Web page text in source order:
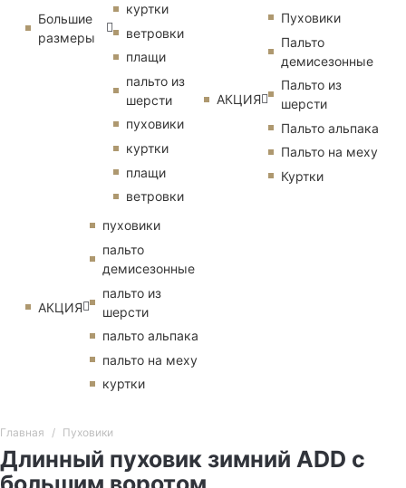
Большие
размеры
куртки
ветровки
плащи
пальто из
шерсти
пуховики
куртки
плащи
ветровки
АКЦИЯ
пуховики
пальто
демисезонные
пальто из
шерсти
пальто альпака
пальто на меху
куртки
АКЦИЯ
Пуховики
Пальто
демисезонные
Пальто из
шерсти
Пальто альпака
Пальто на меху
Куртки
Главная Пуховики
Длинный пуховик зимний ADD с